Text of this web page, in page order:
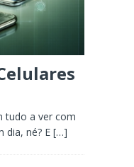
tudo a ver com
dia, né? E[…]